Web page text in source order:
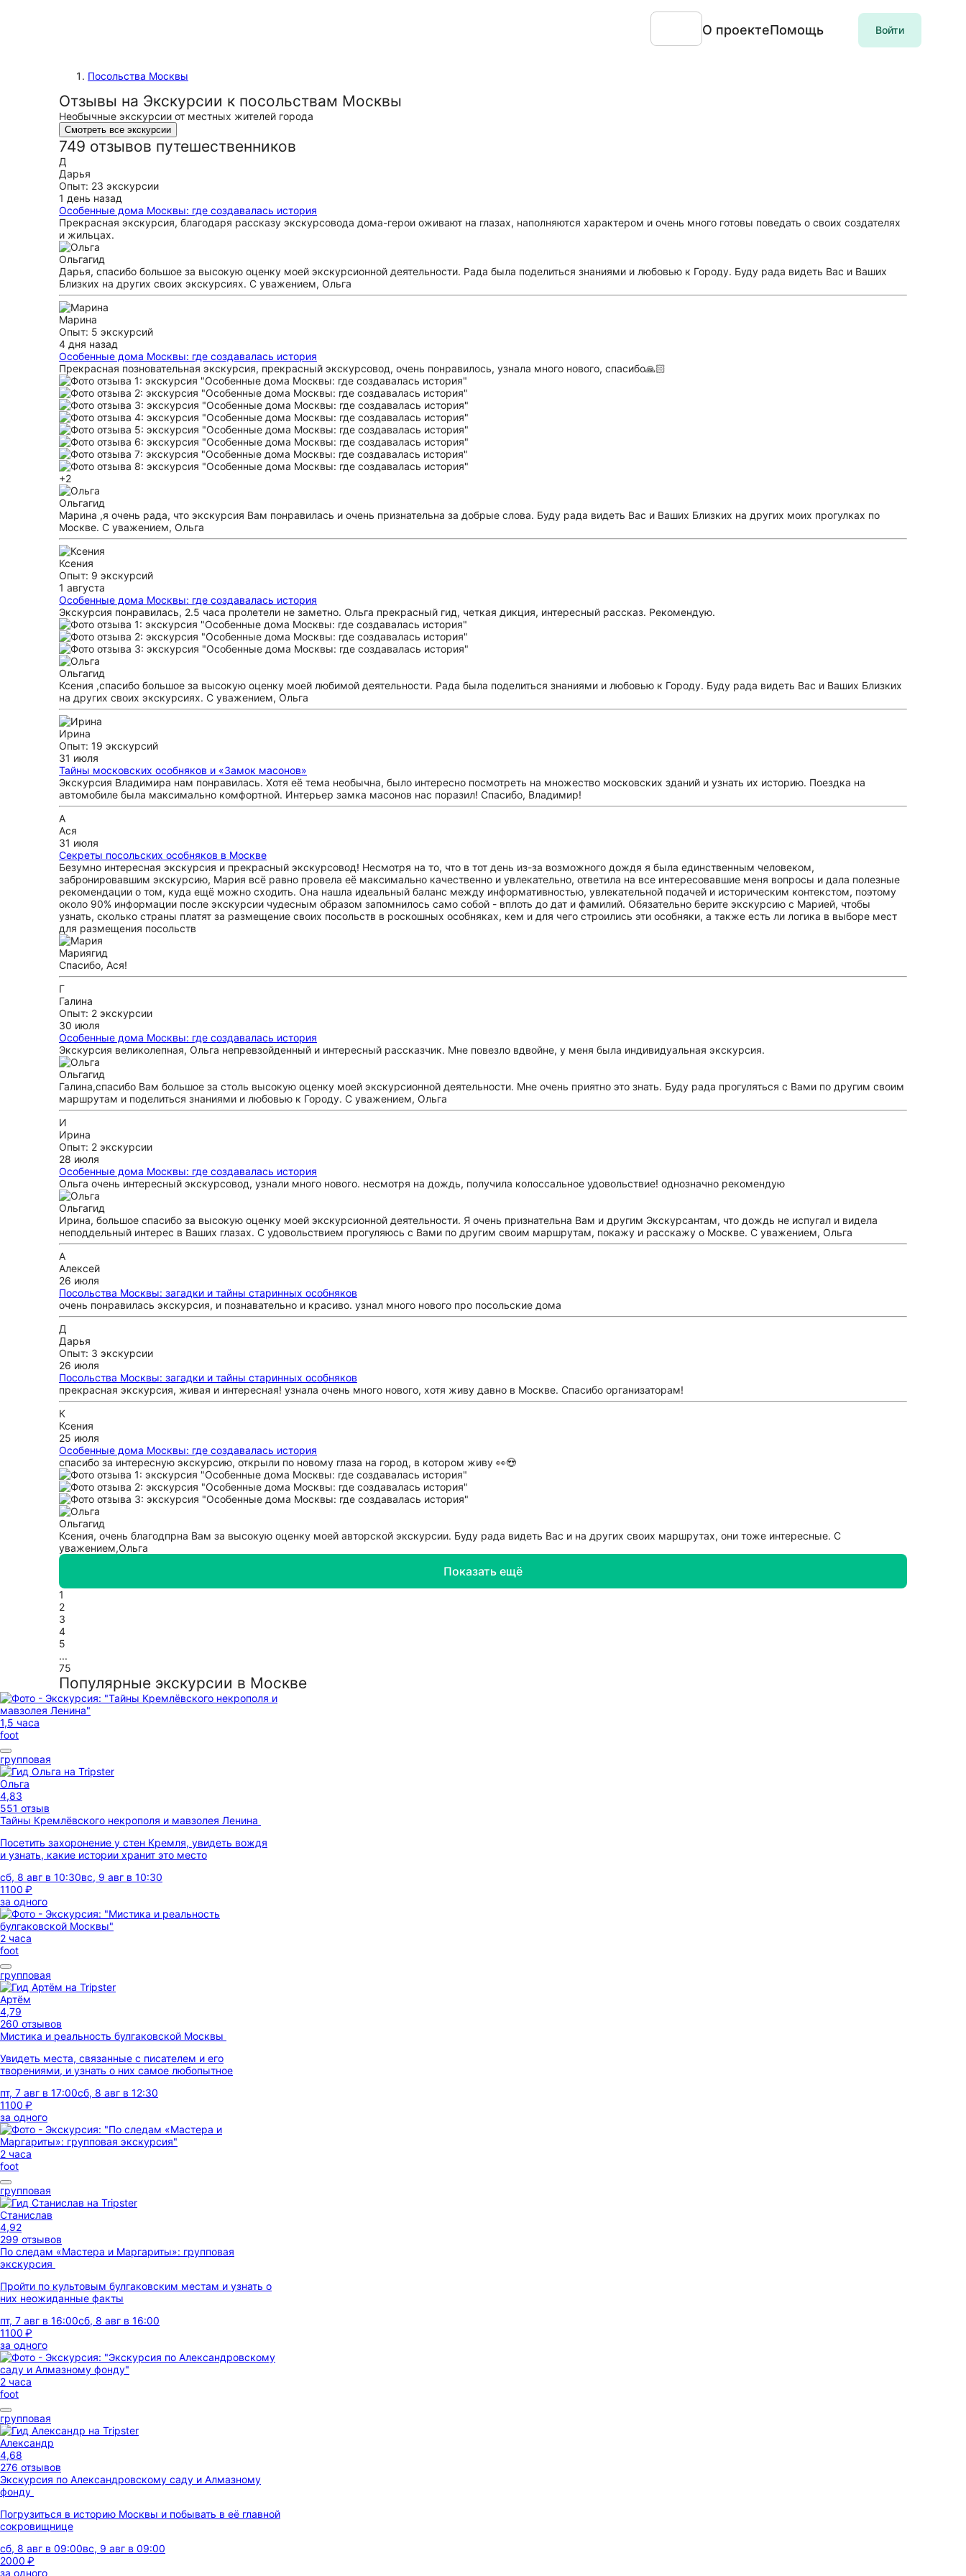
О проектеПомощь Войти
Посольства Москвы
Отзывы на Экскурсии к посольствам Москвы
Необычные экскурсии от местных жителей города
Смотреть все экскурсии
749 отзывов путешественников
Д
Дарья
Опыт: 23 экскурсии
1 день назад
Особенные дома Москвы: где создавалась история
Прекрасная экскурсия, благодаря рассказу экскурсовода дома-герои оживают на глазах, наполняются характером и очень много готовы поведать о своих создателях
и жильцах.
Ольгагид
Дарья, спасибо большое за высокую оценку моей экскурсионной деятельности. Рада была поделиться знаниями и любовью к Городу. Буду рада видеть Вас и Ваших
Близких на других своих экскурсиях. С уважением, Ольга
Марина
Опыт: 5 экскурсий
4 дня назад
Особенные дома Москвы: где создавалась история
Прекрасная позновательная экскурсия, прекрасный экскурсовод, очень понравилось, узнала много нового, спасибо🙏🏻
+2
Ольгагид
Марина ,я очень рада, что экскурсия Вам понравилась и очень признательна за добрые слова. Буду рада видеть Вас и Ваших Близких на других моих прогулках по
Москве. С уважением, Ольга
Ксения
Опыт: 9 экскурсий
1 августа
Особенные дома Москвы: где создавалась история
Экскурсия понравилась, 2.5 часа пролетели не заметно. Ольга прекрасный гид, четкая дикция, интересный рассказ. Рекомендую.
Ольгагид
Ксения ,спасибо большое за высокую оценку моей любимой деятельности. Рада была поделиться знаниями и любовью к Городу. Буду рада видеть Вас и Ваших Близких
на других своих экскурсиях. С уважением, Ольга
Ирина
Опыт: 19 экскурсий
31 июля
Тайны московских особняков и «Замок масонов»
Экскурсия Владимира нам понравилась. Хотя её тема необычна, было интересно посмотреть на множество московских зданий и узнать их историю. Поездка на
автомобиле была максимально комфортной. Интерьер замка масонов нас поразил! Спасибо, Владимир!
А
Ася
31 июля
Секреты посольских особняков в Москве
Безумно интересная экскурсия и прекрасный экскурсовод! Несмотря на то, что в тот день из-за возможного дождя я была единственным человеком,
забронировавшим экскурсию, Мария всё равно провела её максимально качественно и увлекательно, ответила на все интересовавшие меня вопросы и дала полезные
рекомендации о том, куда ещё можно сходить. Она нашла идеальный баланс между информативностью, увлекательной подачей и историческим контекстом, поэтому
около 90% информации после экскурсии чудесным образом запомнилось само собой - вплоть до дат и фамилий. Обязательно берите экскурсию с Марией, чтобы
узнать, сколько страны платят за размещение своих посольств в роскошных особняках, кем и для чего строились эти особняки, а также есть ли логика в выборе мест
для размещения посольств
Мариягид
Спасибо, Ася!
Г
Галина
Опыт: 2 экскурсии
30 июля
Особенные дома Москвы: где создавалась история
Экскурсия великолепная, Ольга непревзойденный и интересный рассказчик. Мне повезло вдвойне, у меня была индивидуальная экскурсия.
Ольгагид
Галина,спасибо Вам большое за столь высокую оценку моей экскурсионной деятельности. Мне очень приятно это знать. Буду рада прогуляться с Вами по другим своим
маршрутам и поделиться знаниями и любовью к Городу. С уважением, Ольга
И
Ирина
Опыт: 2 экскурсии
28 июля
Особенные дома Москвы: где создавалась история
Ольга очень интересный экскурсовод, узнали много нового. несмотря на дождь, получила колоссальное удовольствие! однозначно рекомендую
Ольгагид
Ирина, большое спасибо за высокую оценку моей экскурсионной деятельности. Я очень признательна Вам и другим Экскурсантам, что дождь не испугал и видела
неподдельный интерес в Ваших глазах. С удовольствием прогуляюсь с Вами по другим своим маршрутам, покажу и расскажу о Москве. С уважением, Ольга
А
Алексей
26 июля
Посольства Москвы: загадки и тайны старинных особняков
очень понравилась экскурсия, и познавательно и красиво. узнал много нового про посольские дома
Д
Дарья
Опыт: 3 экскурсии
26 июля
Посольства Москвы: загадки и тайны старинных особняков
прекрасная экскурсия, живая и интересная! узнала очень много нового, хотя живу давно в Москве. Спасибо организаторам!
К
Ксения
25 июля
Особенные дома Москвы: где создавалась история
спасибо за интересную экскурсию, открыли по новому глаза на город, в котором живу 👀😍
Ольгагид
Ксения, очень благодпрна Вам за высокую оценку моей авторской экскурсии. Буду рада видеть Вас и на других своих маршрутах, они тоже интересные. С
уважением,Ольга
Показать ещё
1
2
3
4
5
...
75
Популярные экскурсии в Москве
1,5 часа
foot
групповая
Ольга
4,83
551 отзыв
Тайны Кремлёвского некрополя и мавзолея Ленина
Посетить захоронение у стен Кремля, увидеть вождя
и узнать, какие истории хранит это место
сб, 8 авг в 10:30вс, 9 авг в 10:30
1100 ₽
за одного
2 часа
foot
групповая
Артём
4,79
260 отзывов
Мистика и реальность булгаковской Москвы
Увидеть места, связанные с писателем и его
творениями, и узнать о них самое любопытное
пт, 7 авг в 17:00сб, 8 авг в 12:30
1100 ₽
за одного
2 часа
foot
групповая
Станислав
4,92
299 отзывов
По следам «Мастера и Маргариты»: групповая
экскурсия
Пройти по культовым булгаковским местам и узнать о
них неожиданные факты
пт, 7 авг в 16:00сб, 8 авг в 16:00
1100 ₽
за одного
2 часа
foot
групповая
Александр
4,68
276 отзывов
Экскурсия по Александровскому саду и Алмазному
фонду
Погрузиться в историю Москвы и побывать в её главной
сокровищнице
сб, 8 авг в 09:00вс, 9 авг в 09:00
2000 ₽
за одного